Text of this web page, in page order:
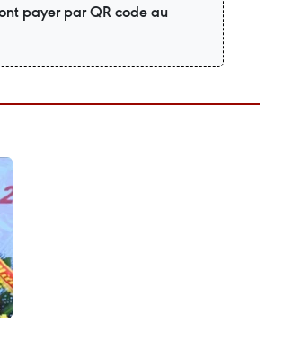
payer par QR code au